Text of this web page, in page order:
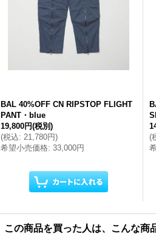
BAL 40%OFF CN RIPSTOP FLIGHT
PANT・blue
19,800円(税別)
(税込: 21,780円)
希望小売価格: 33,000円
(
この商品を買った人は、こんな商